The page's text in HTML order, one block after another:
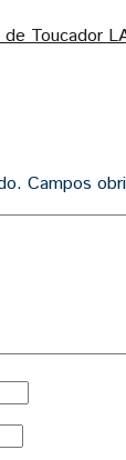
Toucador
Campos